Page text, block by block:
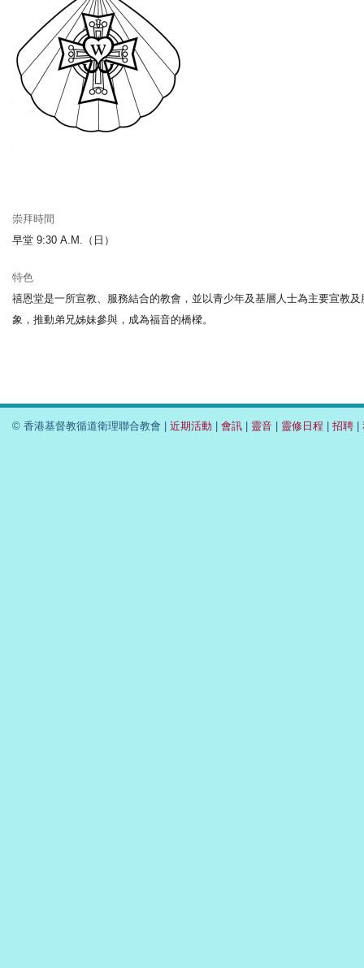
崇拜時間
早堂 9:30 A.M.（日）
特色
禧恩堂是一所宣教、服務結合的教會，並以青少年及基層人士為主要宣教及
象，推動弟兄姊妹參與，成為福音的橋樑。
© 香港基督教循道衛理聯合教會 | 近期活動 | 會訊 | 靈音 | 靈修日程 | 招聘 |